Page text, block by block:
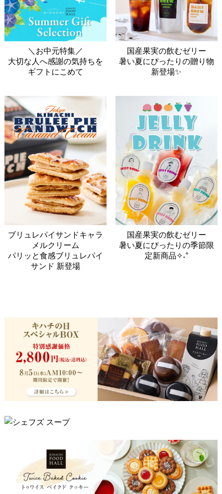
＼お中元特集／
大切な人へ感謝の気持ちを
ギフトにこめて
国産果実の飲むゼリー
暑い夏にぴったりの贈り物
新登場✨
ブリュレパイサンドキャラ
メルクリーム
パリッと食感ブリュレパイ
サンド 新登場
国産果実の飲むゼリー
暑い夏にぴったりの季節限
定新商品✧˖°